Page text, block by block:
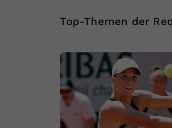
Top-Themen der